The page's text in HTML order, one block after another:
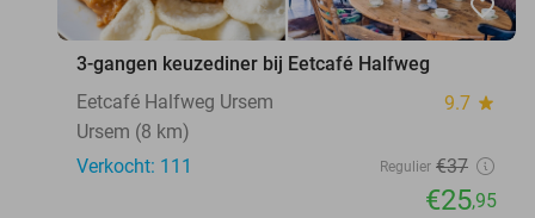
favorite_border
3-gangen keuzediner bij Eetcafé Halfweg
Eetcafé Halfweg Ursem
9.7 star
Ursem (8 km)
Verkocht: 111
Regulier €37
€25,95